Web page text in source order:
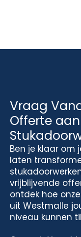
Vraag
Offerte
Ben je klaar om
laten
vrijblijvende
ontdek hoe
uit Westmalle
niveau kunnen